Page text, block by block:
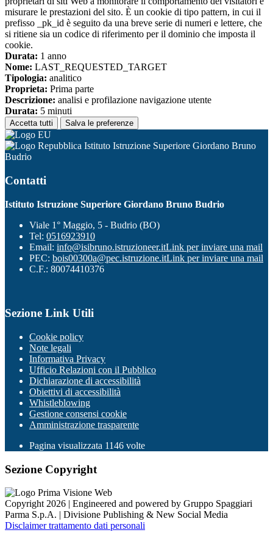
misurare le prestazioni del sito. È un cookie di tipo pattern, in cui il
prefisso _pk_id è seguito da una breve serie di numeri e lettere, che
si ritiene sia un codice di riferimento per il dominio che imposta il
cookie.
Durata: 1 anno
Nome: LAST_REQUESTED_TARGET
Tipologia: analitico
Proprieta: Prima parte
Descrizione: analisi e profilazione navigazione utente
Durata: 5 minuti
Accetta tutti Salva le preferenze
Istituto Istruzione Superiore Giordano Bruno
Budrio
Contatti
Istituto Istruzione Superiore Giordano Bruno Budrio
Viale 1° Maggio, 5 - Budrio (BO)
Tel: 0516923910
Email: info@isibruno.istruzioneer.itLink per inviare una mail
PEC: bois00300a@pec.istruzione.itLink per inviare una mail
C.F.: 80074410376
Sezione Link Utili
Cookie policy
Note legali
Informativa Privacy
Ufficio Relazioni con il Pubblico
Dichiarazione di accessibilità
Obiettivi di accessibilità
Whistleblowing
Gestione consensi cookie
Amministrazione trasparente
Pagina visualizzata 1146 volte
Sezione Copyright
Copyright 2026 | Engineered and powered by Gruppo Spaggiari
Parma S.p.A. | Divisione Publishing & New Social Media
Disclaimer trattamento dati personali